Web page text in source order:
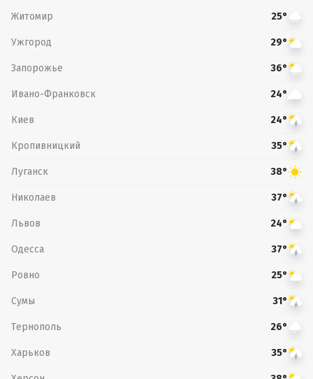
Житомир 25°
Ужгород 29°
Запорожье 36°
Ивано-Франковск 24°
Киев 24°
Кропивницкий 35°
Луганск 38°
Николаев 37°
Львов 24°
Одесса 37°
Ровно 25°
Сумы 31°
Тернополь 26°
Харьков 35°